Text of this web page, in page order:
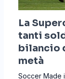
La
tanti
bilancio
metà
Soccer Made